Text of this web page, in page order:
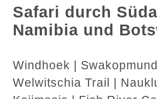
Safari durch
Namibia und
Windhoek | Swakopmund
Welwitschia Trail |